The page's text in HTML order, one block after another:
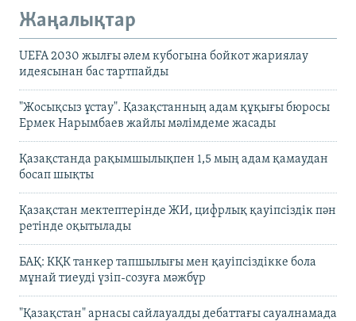
Жаңалықтар
UEFA 2030 жылғы әлем кубогына бойкот жариялау
идеясынан бас тартпайды
"Жосықсыз ұстау". Қазақстанның адам құқығы бюросы
Ермек Нарымбаев жайлы мәлімдеме жасады
Қазақстанда рақымшылықпен 1,5 мың адам қамаудан
босап шықты
Қазақстан мектептерінде ЖИ, цифрлық қауіпсіздік пән
ретінде оқытылады
БАҚ: КҚК танкер тапшылығы мен қауіпсіздікке бола
мұнай тиеуді үзіп-созуға мәжбүр
"Қазақстан" арнасы сайлауалды дебаттағы сауалнамада